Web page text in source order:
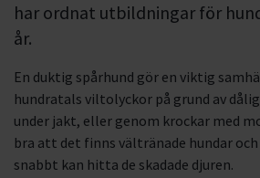
har ordnat utbildningar för
år.
En duktig spårhund gör en viktig
hundratals viltolyckor på grund av
under jakt, eller genom krockar med
bra att det finns vältränade hundar
snabbt kan hitta de skadade djuren.